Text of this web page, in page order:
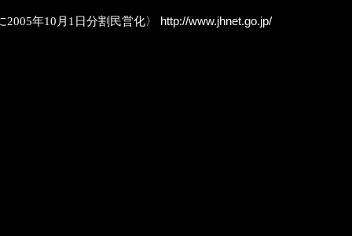
年10月1日分割民営化〉 http://www.jhnet.go.jp/